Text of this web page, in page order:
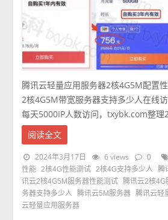
腾讯云轻量应用服务器2核4G5M配置
2核4G5M带宽服务器支持多少人在线
每天5000IP人数访问，txybk.com整理
阅读全文
2024年3月17日 6 views 0
性能
2核4G性能测试 2核4G支持多少人 腾
讯云2核4G5M服务器性能测试 腾讯云2核4G
务器支持多少人
腾讯云5M服务器 腾讯云轻
云轻量应用服务器